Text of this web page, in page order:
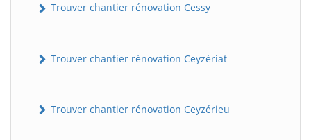
Trouver chantier rénovation Cessy
Trouver chantier rénovation Ceyzériat
Trouver chantier rénovation Ceyzérieu